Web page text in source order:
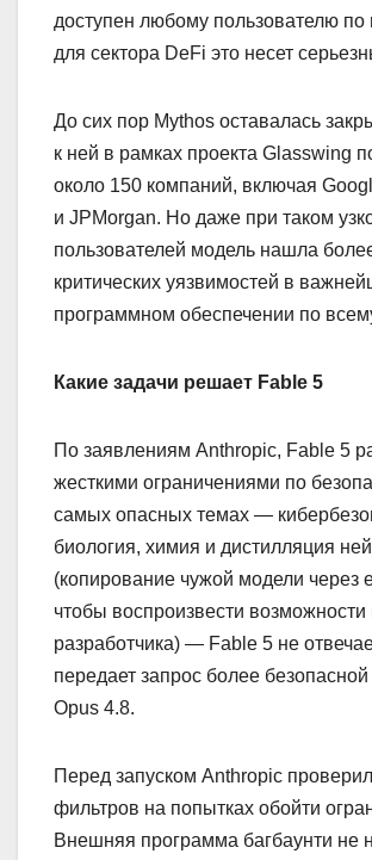
доступен любому пользователю по
для сектора DeFi это несет
До сих пор Mythos оставалась
к ней в рамках проекта Glasswing
около 150 компаний, включая
и JPMorgan. Но даже при таком
пользователей модель нашла
критических уязвимостей в
программном обеспечении по
Какие задачи решает Fable 5
По заявлениям Anthropic, Fable 5
жесткими ограничениями по
самых опасных темах —
биология, химия и дистилляция
(копирование чужой модели через
чтобы воспроизвести возможности
разработчика) — Fable 5 не
передает запрос более
Opus 4.8.
Перед запуском Anthropic
фильтров на попытках обойти
Внешняя программа багбаунти не